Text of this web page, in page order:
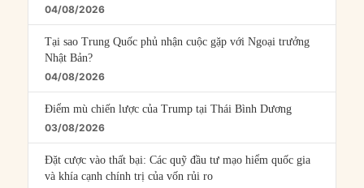
04/08/2026
Tại sao Trung Quốc phủ nhận cuộc gặp với Ngoại trưởng
Nhật Bản?
04/08/2026
Điểm mù chiến lược của Trump tại Thái Bình Dương
03/08/2026
Đặt cược vào thất bại: Các quỹ đầu tư mạo hiểm quốc gia
và khía cạnh chính trị của vốn rủi ro